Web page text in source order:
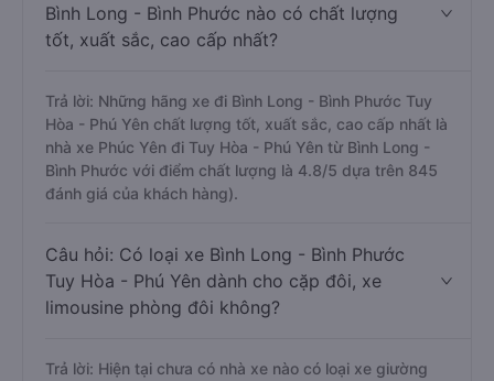
Bình Long - Bình Phước nào có chất lượng
tốt, xuất sắc, cao cấp nhất?
Trả lời: Những hãng xe đi Bình Long - Bình Phước Tuy
Hòa - Phú Yên chất lượng tốt, xuất sắc, cao cấp nhất là
nhà xe Phúc Yên đi Tuy Hòa - Phú Yên từ Bình Long -
Bình Phước với điểm chất lượng là 4.8/5 dựa trên 845
đánh giá của khách hàng).
Câu hỏi: Có loại xe Bình Long - Bình Phước
Tuy Hòa - Phú Yên dành cho cặp đôi, xe
limousine phòng đôi không?
Trả lời: Hiện tại chưa có nhà xe nào có loại xe giường